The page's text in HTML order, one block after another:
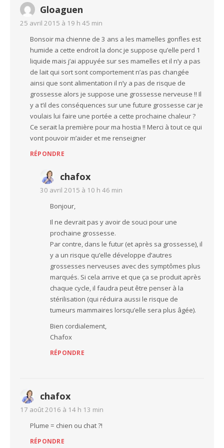
Gloaguen
25 avril 2015 à 19 h 45 min
Bonsoir ma chienne de 3 ans a les mamelles gonfles est
humide a cette endroit la donc je suppose qu’elle perd 1
liquide mais j’ai appuyée sur ses mamelles et il n’y a pas
de lait qui sort sont comportement n’as pas changée
ainsi que sont alimentation il n’y a pas de risque de
grossesse alors je suppose une grossesse nerveuse !! Il
y a t’il des conséquences sur une future grossesse car je
voulais lui faire une portée a cette prochaine chaleur ?
Ce serait la première pour ma hostia !! Merci à tout ce qui
vont pouvoir m’aider et me renseigner
RÉPONDRE
chafox
30 avril 2015 à 10 h 46 min
Bonjour,
Il ne devrait pas y avoir de souci pour une
prochaine grossesse.
Par contre, dans le futur (et après sa grossesse), il
y a un risque qu’elle développe d’autres
grossesses nerveuses avec des symptômes plus
marqués. Si cela arrive et que ça se produit après
chaque cycle, il faudra peut être penser à la
stérilisation (qui réduira aussi le risque de
tumeurs mammaires lorsqu’elle sera plus âgée).
Bien cordialement,
Chafox
RÉPONDRE
chafox
17 août 2016 à 14 h 13 min
Plume = chien ou chat ?!
RÉPONDRE